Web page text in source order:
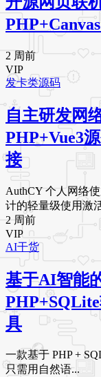
2 周前
VIP
发卡类源码
自主研发网
PHP+Vue3
接
AuthCY 个人网络
计的轻量级使用激
2 周前
VIP
AI干货
基于AI智能
具
一款基于 PHP +
只需用自然语...